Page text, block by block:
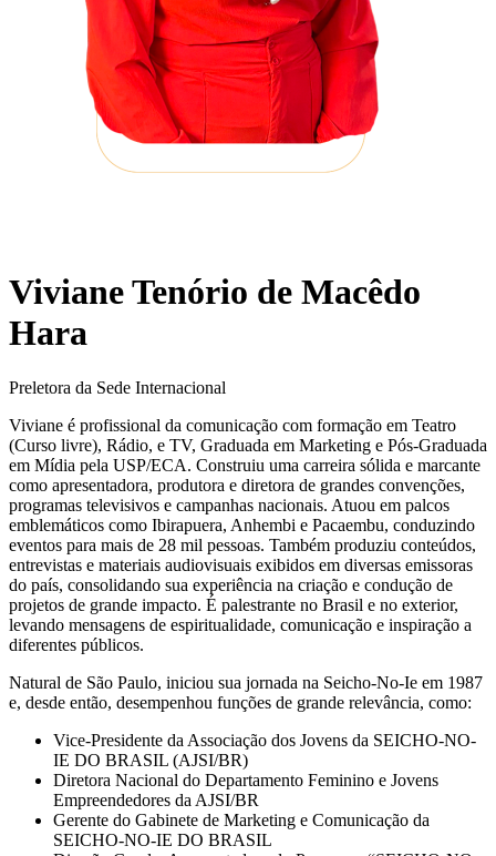
Viviane Tenório de Macêdo
Hara
Preletora da Sede Internacional
Viviane é profissional da comunicação com formação em Teatro
(Curso livre), Rádio, e TV, Graduada em Marketing e Pós-Graduada
em Mídia pela USP/ECA. Construiu uma carreira sólida e marcante
como apresentadora, produtora e diretora de grandes convenções,
programas televisivos e campanhas nacionais. Atuou em palcos
emblemáticos como Ibirapuera, Anhembi e Pacaembu, conduzindo
eventos para mais de 28 mil pessoas. Também produziu conteúdos,
entrevistas e materiais audiovisuais exibidos em diversas emissoras
do país, consolidando sua experiência na criação e condução de
projetos de grande impacto. É palestrante no Brasil e no exterior,
levando mensagens de espiritualidade, comunicação e inspiração a
diferentes públicos.
Natural de São Paulo, iniciou sua jornada na Seicho-No-Ie em 1987
e, desde então, desempenhou funções de grande relevância, como:
Vice-Presidente da Associação dos Jovens da SEICHO-NO-
IE DO BRASIL (AJSI/BR)
Diretora Nacional do Departamento Feminino e Jovens
Empreendedores da AJSI/BR
Gerente do Gabinete de Marketing e Comunicação da
SEICHO-NO-IE DO BRASIL